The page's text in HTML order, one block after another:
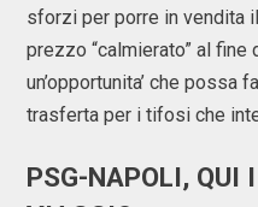
sforzi per porre in vendita
prezzo “calmierato” al
un’opportunita’ che possa
trasferta per i tifosi che
PSG-NAPOLI, QUI